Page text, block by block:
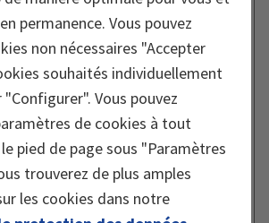
permanence. Vous pouvez
non nécessaires "Accepter
souhaités individuellement
Vous pouvez
de cookies à tout
pied de page sous "Paramètres
trouverez de plus amples
les cookies dans notre